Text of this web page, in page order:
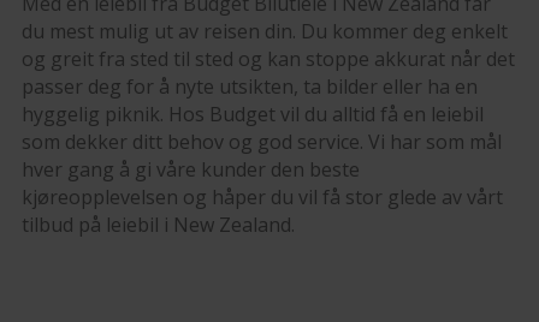
du mest mulig ut av reisen din. Du kommer deg enkelt
og greit fra sted til sted og kan stoppe akkurat når det
passer deg for å nyte utsikten, ta bilder eller ha en
hyggelig piknik. Hos Budget vil du alltid få en leiebil
som dekker ditt behov og god service. Vi har som mål
hver gang å gi våre kunder den beste
kjøreopplevelsen og håper du vil få stor glede av vårt
tilbud på leiebil i New Zealand.